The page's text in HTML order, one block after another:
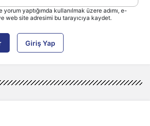
yaptığımda kullanılmak üzere adımı, e-
web site adresimi bu tarayıcıya kaydet.
Giriş Yap